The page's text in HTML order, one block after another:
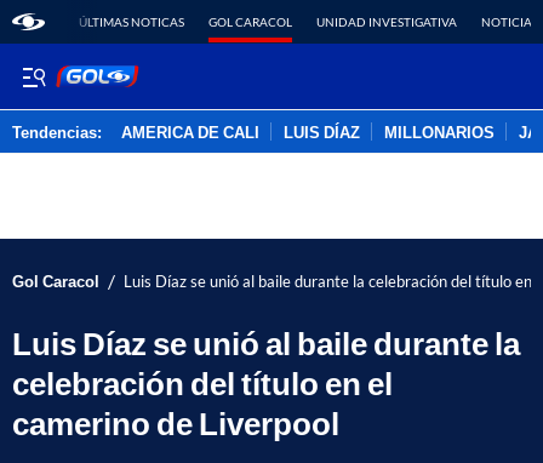
ÚLTIMAS NOTICAS GOL CARACOL UNIDAD INVESTIGATIVA NOTICIAS
Tendencias: AMERICA DE CALI LUIS DÍAZ MILLONARIOS
Gol Caracol / Luis Díaz se unió al baile durante la celebración del título en
Luis Díaz se unió al baile durante la
celebración del título en el
camerino de Liverpool